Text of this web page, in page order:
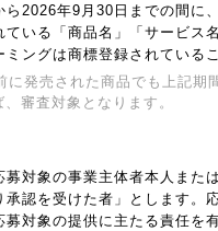
ら2026年9月30日までの間に
ている 「商品名」「サービス
ングは商標登録されているこ
発売された商品でも上記期
審査対象となります。
募対象の事業主体者本人また
承認を受けた者」とします。
募対象の提供に主たる責任を